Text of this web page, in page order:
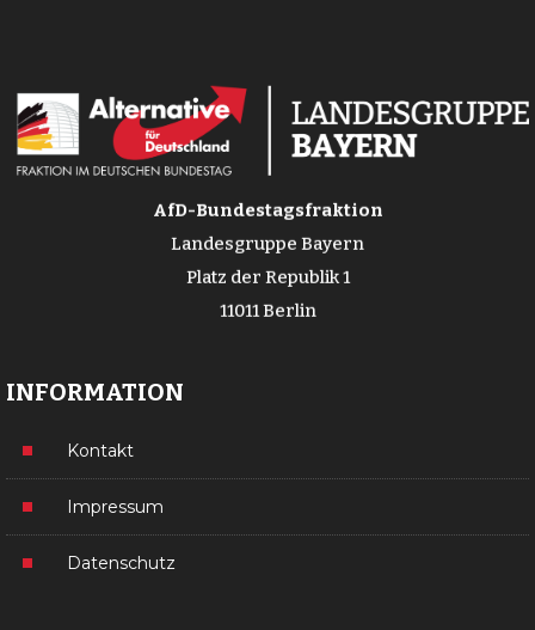
AfD-Bundestagsfraktion
Landesgruppe Bayern
Platz der Republik 1
11011 Berlin
INFORMATION
Kontakt
Impressum
Datenschutz